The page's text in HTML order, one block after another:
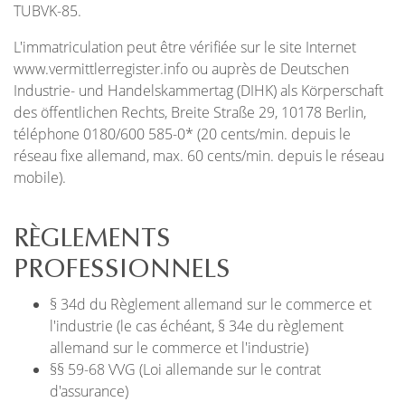
TUBVK-85.
L'immatriculation peut être vérifiée sur le site Internet
www.vermittlerregister.info ou auprès de Deutschen
Industrie- und Handelskammertag (DIHK) als Körperschaft
des öffentlichen Rechts, Breite Straße 29, 10178 Berlin,
téléphone 0180/600 585-0* (20 cents/min. depuis le
réseau fixe allemand, max. 60 cents/min. depuis le réseau
mobile).
RÈGLEMENTS
PROFESSIONNELS
§ 34d du Règlement allemand sur le commerce et
l'industrie (le cas échéant, § 34e du règlement
allemand sur le commerce et l'industrie)
§§ 59-68 VVG (Loi allemande sur le contrat
d'assurance)